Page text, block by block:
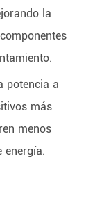
la
potencia a
más
menos
energía.